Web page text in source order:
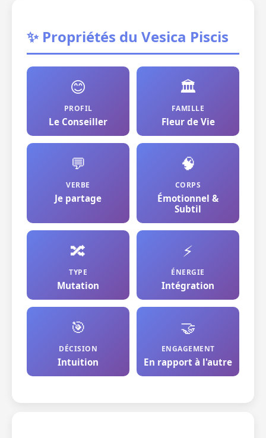
✨ Propriétés du Vesica Piscis
😊
PROFIL
Le Conseiller
🏛️
FAMILLE
Fleur de Vie
💬
VERBE
Je partage
🧠
CORPS
Émotionnel &
Subtil
🔀
TYPE
Mutation
⚡
ÉNERGIE
Intégration
🎯
DÉCISION
Intuition
🤝
ENGAGEMENT
En rapport à l'autre